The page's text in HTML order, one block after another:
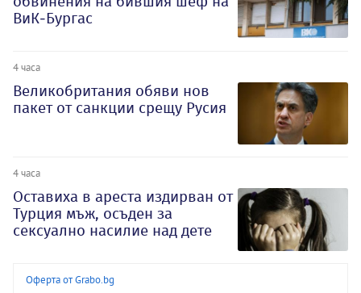
ВиК-Бургас
4 часа
Великобритания обяви нов
пакет от санкции срещу Русия
4 часа
Оставиха в ареста издирван от
Турция мъж, осъден за
сексуално насилие над дете
Оферта от Grabo.bg